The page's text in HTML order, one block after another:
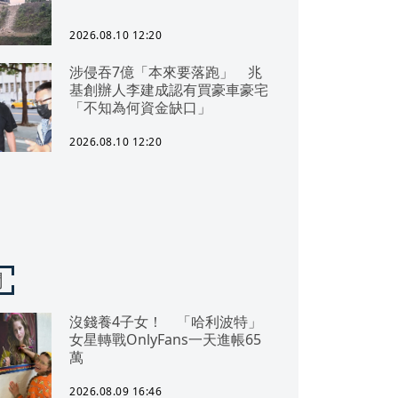
2026.08.10 12:20
涉侵吞7億「本來要落跑」 兆
基創辦人李建成認有買豪車豪宅
「不知為何資金缺口」
2026.08.10 12:20
沒錢養4子女！ 「哈利波特」
女星轉戰OnlyFans一天進帳65
萬
2026.08.09 16:46